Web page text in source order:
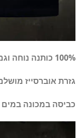
100% כותנה נוחה וגמישה באיכות משובחת
גזרת אוברסייז
כביסה במכונה